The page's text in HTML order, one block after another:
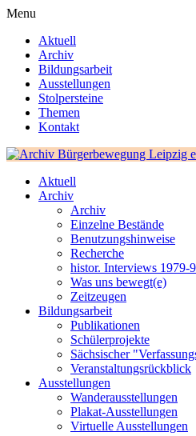
Menu
Aktuell
Archiv
Bildungsarbeit
Ausstellungen
Stolpersteine
Themen
Kontakt
Aktuell
Archiv
Archiv
Einzelne Bestände
Benutzungshinweise
Recherche
histor. Interviews 1979-
Was uns bewegt(e)
Zeitzeugen
Bildungsarbeit
Publikationen
Schülerprojekte
Sächsischer
Veranstaltungsrückblick
Ausstellungen
Wanderausstellungen
Plakat-Ausstellungen
Virtuelle Ausstellungen